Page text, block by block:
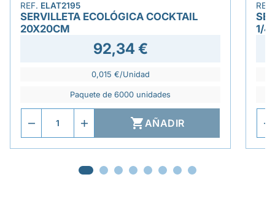
REF. ELAT2195
SERVILLETA ECOLÓGICA COCKTAIL
20X20CM
92,34 €
0,015 €/Unidad
Paquete de 6000 unidades
AÑADIR
1/4